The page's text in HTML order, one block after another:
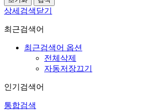
상세검색닫기
최근검색어
최근검색어 옵션
전체삭제
자동저장끄기
인기검색어
통합검색